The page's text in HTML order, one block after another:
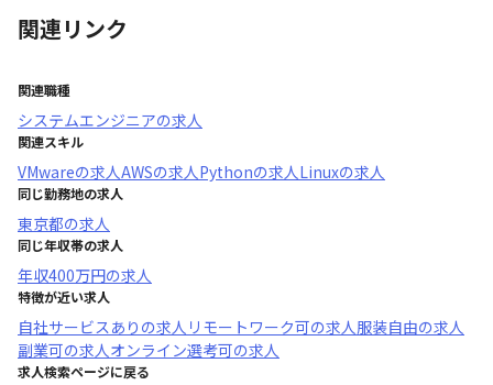
関連リンク
関連職種
システムエンジニアの求人
関連スキル
VMwareの求人AWSの求人Pythonの求人Linuxの求人
同じ勤務地の求人
東京都の求人
同じ年収帯の求人
年収400万円の求人
特徴が近い求人
自社サービスあり の求人 リモートワーク可の求人服装自由の求人
副業可の求人オンライン選考可の求人
求人検索ページに戻る